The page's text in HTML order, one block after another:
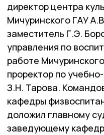
директор центра
Мичуринского ГАУ
заместитель Г.Э.
управления по
работе
проректор по
З.Н. Тарова.
кафедры
доложил главному
заведующему